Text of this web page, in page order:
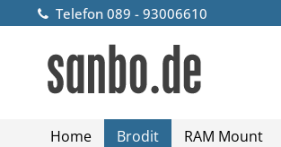
Telefon 089 - 93006610
Home Brodit RAM Mount